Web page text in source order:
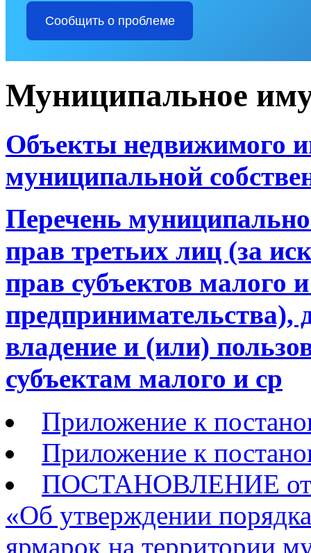
Сообщить о проблеме
Муниципальное
Объекты недвижимого
муниципальной
Перечень
прав третьих лиц (за
прав субъектов малого
предпринимательства),
владение и (или)
субъектам малого и ср
Приложение к
Приложение к
ПОСТАНОВЛЕНИЕ от
«Об утверждении
ярмарок на территории